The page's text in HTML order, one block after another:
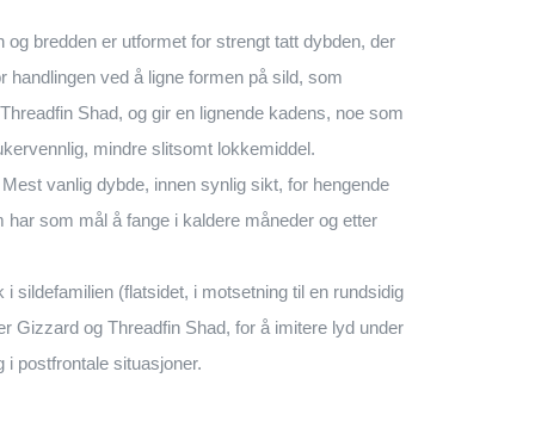
og bredden er utformet for strengt tatt dybden, der
handlingen ved å ligne formen på sild, som
Shad, og gir en lignende kadens, noe som
mindre slitsomt lokkemiddel.
vanlig dybde, innen synlig sikt, for hengende
som mål å fange i kaldere måneder og etter
i sildefamilien (flatsidet, i motsetning til en rundsidig
Gizzard og Threadfin Shad, for å imitere lyd under
i postfrontale situasjoner.